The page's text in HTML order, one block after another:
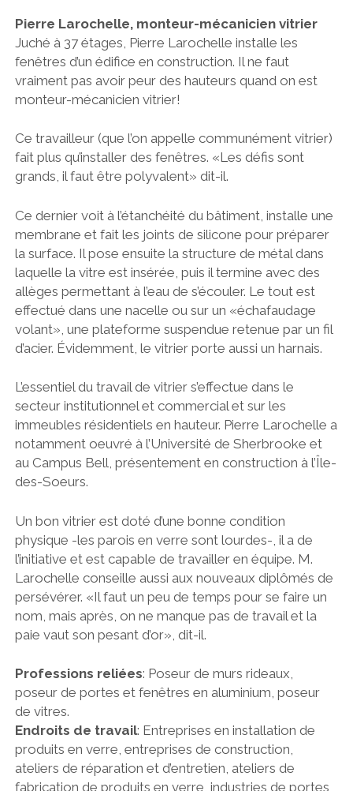
Pierre Larochelle, monteur-mécanicien vitrier
Juché à 37 étages, Pierre Larochelle installe les
fenêtres d’un édifice en construction. Il ne faut
vraiment pas avoir peur des hauteurs quand on est
monteur-mécanicien vitrier!
Ce travailleur (que l’on appelle communément vitrier)
fait plus qu’installer des fenêtres. «Les défis sont
grands, il faut être polyvalent» dit-il.
Ce dernier voit à l’étanchéité du bâtiment, installe une
membrane et fait les joints de silicone pour préparer
la surface. Il pose ensuite la structure de métal dans
laquelle la vitre est insérée, puis il termine avec des
allèges permettant à l’eau de s’écouler. Le tout est
effectué dans une nacelle ou sur un «échafaudage
volant», une plateforme suspendue retenue par un fil
d’acier. Évidemment, le vitrier porte aussi un harnais.
L’essentiel du travail de vitrier s’effectue dans le
secteur institutionnel et commercial et sur les
immeubles résidentiels en hauteur. Pierre Larochelle a
notamment oeuvré à l’Université de Sherbrooke et
au Campus Bell, présentement en construction à l’Île-
des-Soeurs.
Un bon vitrier est doté d’une bonne condition
physique -les parois en verre sont lourdes-, il a de
l’initiative et est capable de travailler en équipe. M.
Larochelle conseille aussi aux nouveaux diplômés de
persévérer. «Il faut un peu de temps pour se faire un
nom, mais après, on ne manque pas de travail et la
paie vaut son pesant d’or», dit-il.
Professions reliées: Poseur de murs rideaux,
poseur de portes et fenêtres en aluminium, poseur
de vitres.
Endroits de travail: Entreprises en installation de
produits en verre, entreprises de construction,
ateliers de réparation et d’entretien, ateliers de
fabrication de produits en verre, industries de portes